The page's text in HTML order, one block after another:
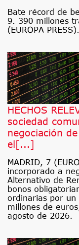
Bate récord de
9. 390 millones
(EUROPA PRESS).
HECHOS
sociedad
negociación
el[...]
MADRID, 7
incorporado a
Alternativo de
bonos
ordinarias por
millones de
agosto de 2026.